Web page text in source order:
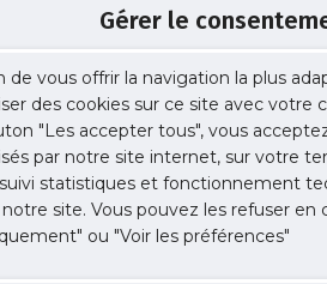
Gérer le
de vous offrir la navigation la plus
des cookies sur ce site avec votre
"Les accepter tous", vous
par notre site internet, sur votre
statistiques et fonctionnement
site. Vous pouvez les refuser en
ou "Voir les préférences"